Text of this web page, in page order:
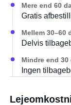
Mere end 60
Gratis
Mellem 30–60
Delvis
Mindre end
Ingen